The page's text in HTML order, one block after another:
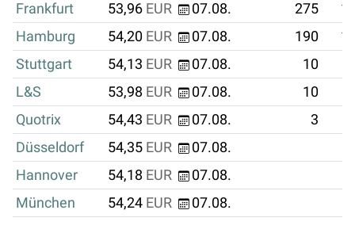
Frankfurt
53,96 EUR 07.08. 275
Hamburg
54,20 EUR 07.08. 190
Stuttgart
54,13 EUR 07.08.
10
L&S
53,98 EUR 07.08.
10
Quotrix
54,43 EUR 07.08.
3
Düsseldorf
54,35 EUR
07.08.
Hannover
54,18 EUR
07.08.
München
54,24 EUR 07.08.